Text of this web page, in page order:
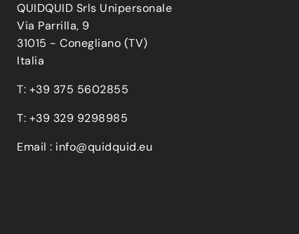
QUIDQUID Srls Unipersonale
Via Parrilla, 9
31015 - Conegliano (TV)
Italia
T: +39 375 5602855
T: +39 329 9298985
Email : info@quidquid.eu